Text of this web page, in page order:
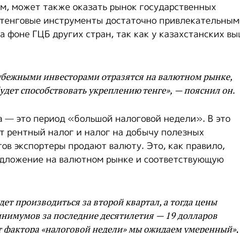
может также оказать рынок государственных
инструменты достаточно
фоне ГЦБ других стран, так как у казахстанских
инвесторами отразятся на валютном рынке,
способствовать укреплению тенге», — пояснил он.
— это период «большой налоговой недели». В это
рентный налог и налог на добычу полезных
экспортеры продают валюту. Это, как правило,
на валютном рынке и соответствующую
производиться за второй квартал, а тогда цены
за последние десятилетия — 19 долларов
фактора «налоговой недели» мы ожидаем